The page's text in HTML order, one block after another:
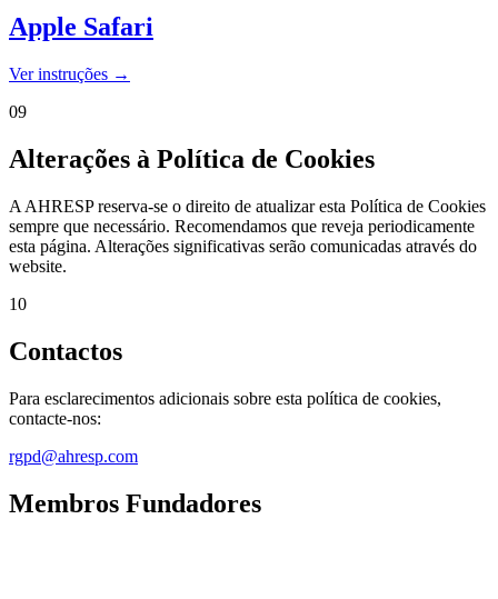
Apple Safari
Ver instruções →
09
Alterações à Política de Cookies
A AHRESP reserva-se o direito de atualizar esta Política de Cookies
sempre que necessário. Recomendamos que reveja periodicamente
esta página. Alterações significativas serão comunicadas através do
website.
10
Contactos
Para esclarecimentos adicionais sobre esta política de cookies,
contacte-nos:
rgpd@ahresp.com
Membros Fundadores